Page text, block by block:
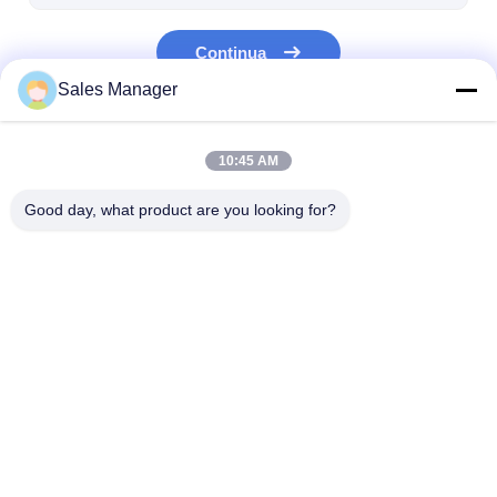
Componenti di alto potere e di PM
Continua
Sales Manager
10:45 AM
Good day, what product are you looking for?